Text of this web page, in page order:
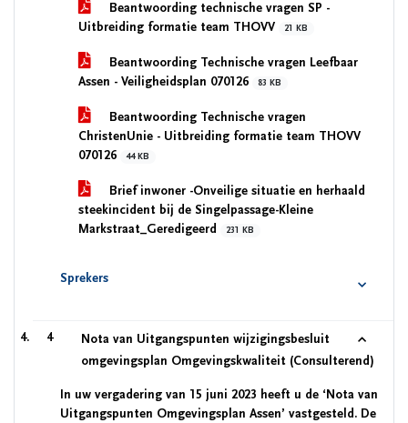
Beantwoording technische vragen SP -
Uitbreiding formatie team THOVV
21 KB
Beantwoording Technische vragen Leefbaar
Assen - Veiligheidsplan 070126
83 KB
Beantwoording Technische vragen
ChristenUnie - Uitbreiding formatie team THOVV
070126
44 KB
Brief inwoner -Onveilige situatie en herhaald
steekincident bij de Singelpassage-Kleine
Markstraat_Geredigeerd
231 KB
Sprekers
4
Nota van Uitgangspunten wijzigingsbesluit
omgevingsplan Omgevingskwaliteit (Consulterend)
In uw vergadering van 15 juni 2023 heeft u de ‘Nota van
Uitgangspunten Omgevingsplan Assen’ vastgesteld. De